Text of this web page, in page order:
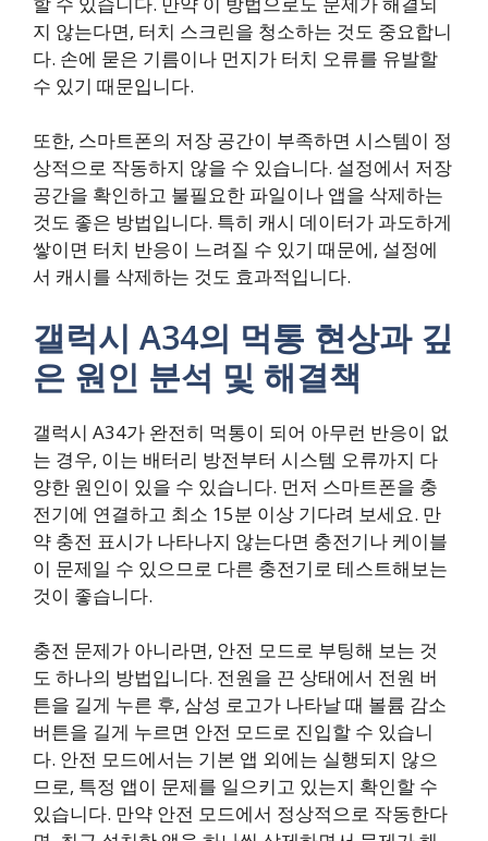
지 않는다면, 터치 스크린을 청소하는 것도 중요합니
다. 손에 묻은 기름이나 먼지가 터치 오류를 유발할
수 있기 때문입니다.
또한, 스마트폰의 저장 공간이 부족하면 시스템이 정
상적으로 작동하지 않을 수 있습니다. 설정에서 저장
공간을 확인하고 불필요한 파일이나 앱을 삭제하는
것도 좋은 방법입니다. 특히 캐시 데이터가 과도하게
쌓이면 터치 반응이 느려질 수 있기 때문에, 설정에
서 캐시를 삭제하는 것도 효과적입니다.
갤럭시 A34의 먹통 현상과 깊
은 원인 분석 및 해결책
갤럭시 A34가 완전히 먹통이 되어 아무런 반응이 없
는 경우, 이는 배터리 방전부터 시스템 오류까지 다
양한 원인이 있을 수 있습니다. 먼저 스마트폰을 충
전기에 연결하고 최소 15분 이상 기다려 보세요. 만
약 충전 표시가 나타나지 않는다면 충전기나 케이블
이 문제일 수 있으므로 다른 충전기로 테스트해보는
것이 좋습니다.
충전 문제가 아니라면, 안전 모드로 부팅해 보는 것
도 하나의 방법입니다. 전원을 끈 상태에서 전원 버
튼을 길게 누른 후, 삼성 로고가 나타날 때 볼륨 감소
버튼을 길게 누르면 안전 모드로 진입할 수 있습니
다. 안전 모드에서는 기본 앱 외에는 실행되지 않으
므로, 특정 앱이 문제를 일으키고 있는지 확인할 수
있습니다. 만약 안전 모드에서 정상적으로 작동한다